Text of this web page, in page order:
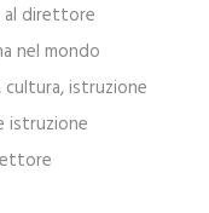
direttore
nel mondo
cultura, istruzione
istruzione